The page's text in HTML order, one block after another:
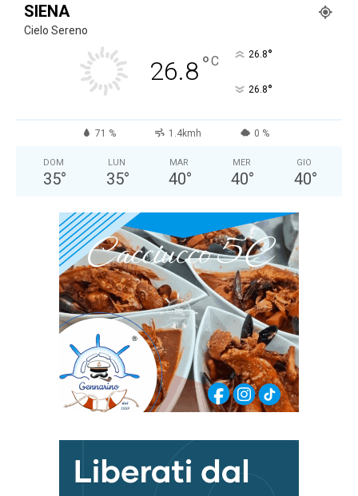
SIENA
Cielo Sereno
26.8°C 26.8°
26.8°
71 % 1.4kmh 0 %
DOM
35°
LUN
35°
MAR
40°
MER
40°
GIO
40°